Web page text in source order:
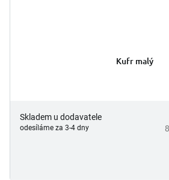
Kufr malý
Skladem u dodavatele
odesíláme za 3-4 dny